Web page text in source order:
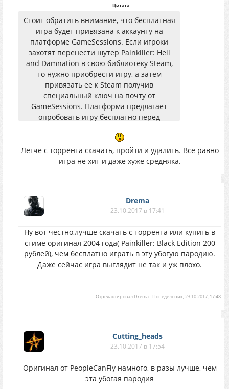
Цитата
Стоит обратить внимание, что бесплатная
игра будет привязана к аккаунту на
платформе GameSessions. Если игроки
захотят перенести шутер Painkiller: Hell
and Damnation в свою библиотеку Steam,
то нужно приобрести игру, а затем
привязать ее к Steam получив
специальный ключ на почту от
GameSessions. Платформа предлагает
опробовать игру бесплатно перед
остается сохранен и перенесен в Steam.
Легче с торрента скачать, пройти и удалить. Все равно
игра не хит и даже хуже средняка.
Drema
23.10.2017 в 17:41
Ну вот честно,лучше скачать с торрента или купить в
стиме оригинал 2004 года( Painkiller: Black Edition 200
рублей), чем бесплатно играть в эту убогую пародию.
Даже сейчас игра выглядит не так и уж плохо.
Отредактировал Drema- Понедельник, 23.10.2017, 17:48
Cutting_heads
23.10.2017 в 17:54
Оригинал от PeopleCanFly намного, в разы лучше, чем
эта убогая пародия